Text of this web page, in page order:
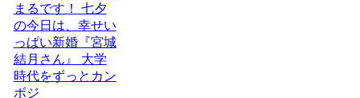
まるです！ 七夕
の今日は、幸せい
っぱい新婚『宮城
結月さん』 大学
時代をずっとカン
ボジ